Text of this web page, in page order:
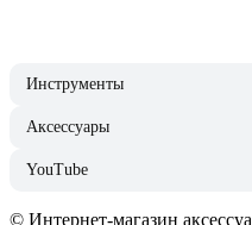
Инструменты
Аксессуары
YouTube
© Интернет-магазин